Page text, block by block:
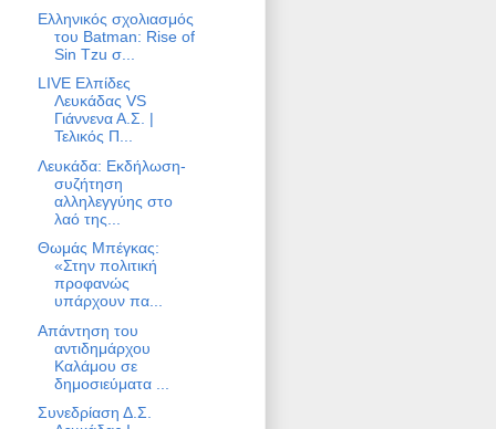
Ελληνικός σχολιασμός
του Batman: Rise of
Sin Tzu σ...
LIVE Ελπίδες
Λευκάδας VS
Γιάννενα Α.Σ. |
Τελικός Π...
Λευκάδα: Εκδήλωση-
συζήτηση
αλληλεγγύης στο
λαό της...
Θωμάς Μπέγκας:
«Στην πολιτική
προφανώς
υπάρχουν πα...
Απάντηση του
αντιδημάρχου
Καλάμου σε
δημοσιεύματα ...
Συνεδρίαση Δ.Σ.